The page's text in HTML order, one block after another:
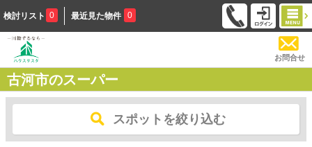
検討リスト 0 最近見た物件 0
お問合せ
古河市のスーパー
スポットを絞り込む